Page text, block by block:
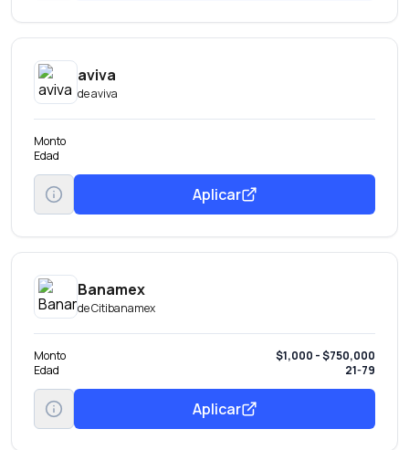
aviva
deaviva
Monto
Edad
Aplicar
Banamex
deCitibanamex
Monto
$1,000 - $750,000
Edad
21-79
Aplicar